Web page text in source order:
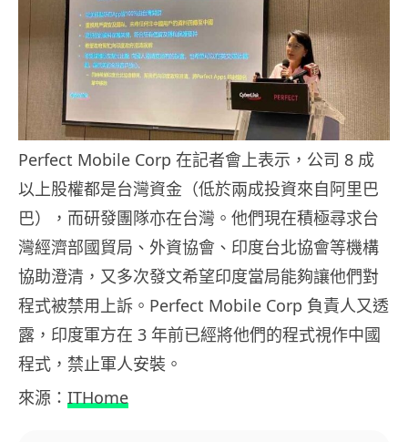
Perfect Mobile Corp 在記者會上表示，公司 8 成
以上股權都是台灣資金（低於兩成投資來自阿里巴
巴），而研發團隊亦在台灣。他們現在積極尋求台
灣經濟部國貿局、外資協會、印度台北協會等機構
協助澄清，又多次發文希望印度當局能夠讓他們對
程式被禁用上訴。Perfect Mobile Corp 負責人又透
露，印度軍方在 3 年前已經將他們的程式視作中國
程式，禁止軍人安裝。
來源： ITHome